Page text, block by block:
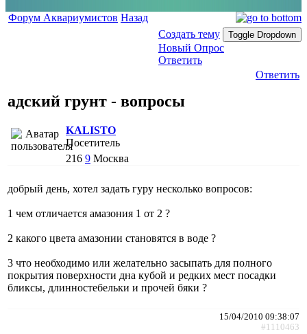
Форум Аквариумистов Назад
Создать тему
Toggle Dropdown
Новый Опрос
Ответить
Ответить
адский грунт - вопросы
KALISTO
Посетитель
216 9 Москва
добрый день, хотел задать гуру несколько вопросов:
1 чем отличается амазония 1 от 2 ?
2 какого цвета амазонии становятся в воде ?
3 что необходимо или желательно засыпать для полного
покрытия поверхности дна кубой и редких мест посадки
бликсы, длинностебельки и прочей бяки ?
15/04/2010 09:38:07
#1110463